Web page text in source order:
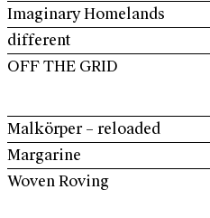
Imaginary Homelands
different
OFF THE GRID
Malkörper – reloaded
Margarine
Woven Roving